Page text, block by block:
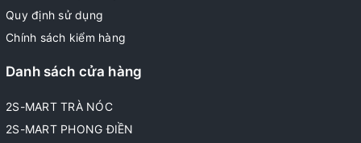
Quy định sử dụng
Chính sách kiểm hàng
Danh sách cửa hàng
2S-MART TRÀ NÓC
2S-MART PHONG ĐIỀN